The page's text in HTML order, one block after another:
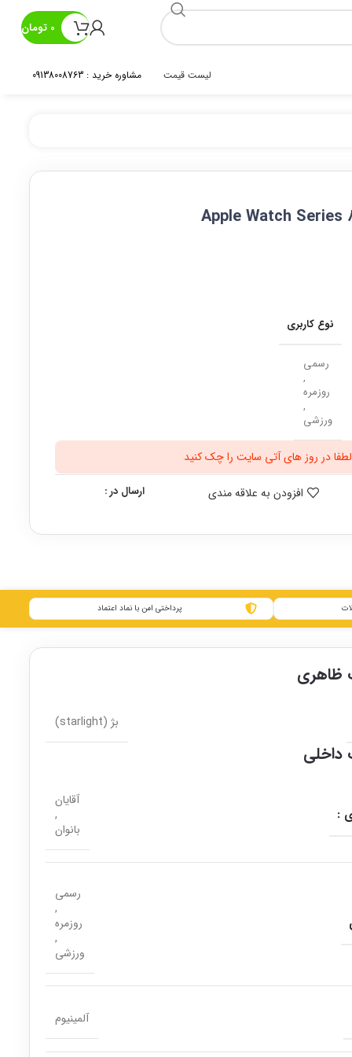
0 تومان
لیست قیمت مشاوره خرید : 09138008763
نوع کاربری
رسمی
,
روزمره
,
ورزشی
در روز های آتی سایت را چک کنید
افزودن به علاقه مندی ارسال در :
پرداختی امن با نماد اعتماد
بژ (starlight)
:
آقایان
,
بانوان
رسمی
,
روزمره
,
ورزشی
آلمینیوم